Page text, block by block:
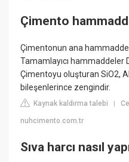
Çimento
Çimentonun ana
Tamamlayıcı hammaddeler
Çimentoyu oluşturan SiO2,
bileşenlerince zengindir.
Kaynak kaldırma talebi |
nuhcimento.com.tr
Sıva harcı nasıl